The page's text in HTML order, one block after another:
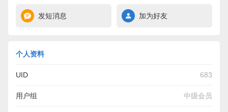
发短消息 加为好友
个人资料
UID 683
用户组 中级会员